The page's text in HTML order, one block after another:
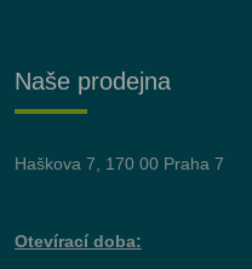
Naše prodejna
Haškova 7, 170 00 Praha 7
Otevírací doba: